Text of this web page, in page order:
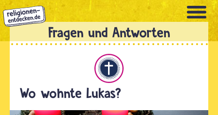
Direkt
zum
Inhalt
Wo wohnte Lukas?